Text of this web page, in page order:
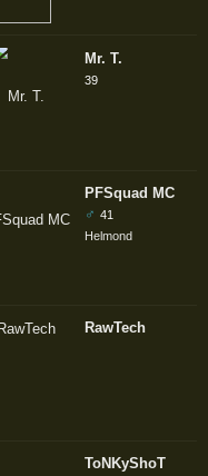
Mr. T.
39
PFSquad MC
♂ 41
Helmond
RawTech
ToNKyShoT